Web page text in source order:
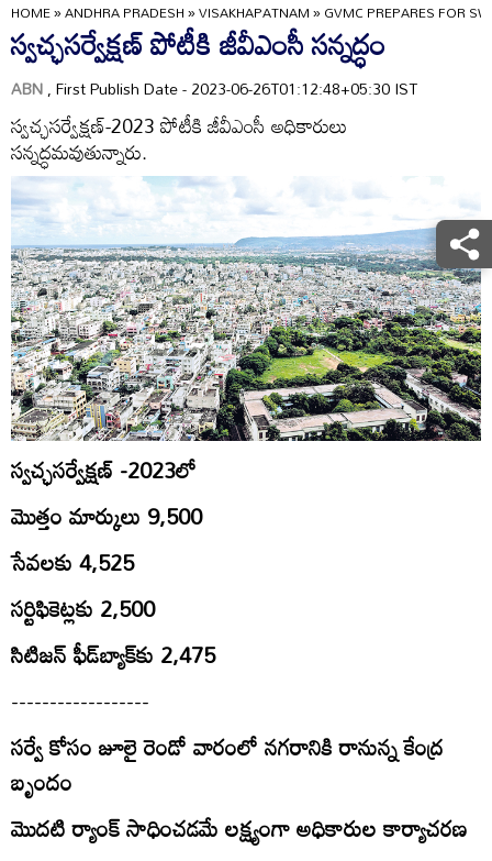
HOME»ANDHRA PRADESH»VISAKHAPATNAM»GVMC PREPARES FOR
స్వచ్ఛసర్వేక్షణ్‌ పోటీకి జీవీఎంసీ సన్నద్ధం
ABN, First Publish Date - 2023-06-26T01:12:48+05:30 IST
స్వచ్ఛసర్వేక్షణ్‌-2023 పోటీకి జీవీఎంసీ అధికారులు
సన్నద్ధమవుతున్నారు.
స్వచ్ఛసర్వేక్షణ్‌ -2023లో
మొత్తం మార్కులు 9,500
సేవలకు 4,525
సర్టిఫికెట్లకు 2,500
సిటిజన్‌ ఫీడ్‌బ్యాక్‌కు 2,475
------------------
సర్వే కోసం జూలై రెండో వారంలో నగరానికి రానున్న కేంద్ర
బృందం
మొదటి ర్యాంక్‌ సాధించడమే లక్ష్యంగా అధికారుల కార్యాచరణ